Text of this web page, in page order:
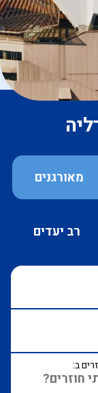
מאורגנים
רב יעדים
ב: